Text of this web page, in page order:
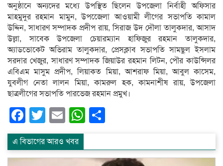
অনুষ্ঠানে অন্যদের মধ্যে উপস্থিত ছিলেন উপজেলা নির্বাহী অফিসার
মাহমুদুর রহমান মামুন, উপজেেলা আওয়ামী লীগের সভাপতি কামাল
উদ্দিন, সাধারণ সম্পাদক প্রদীপ রায়, সিরাজ উদ দৌলা তালুকদার, আসাদ
উল্লা, সাবেক উপজেলা চেয়ারম্যান হাফিজুর রহমান তালুকদার,
অ্যাডভোকেট অভিরাম তালুকদার, প্রেসক্লাব সভাপতি সামছুল ইসলাম
সরদার খেজুর, সাধারণ সম্পাদক জিয়াউর রহমান লিটন, পৌর কাউন্সিলর
এবিএম মাসুম প্রদীপ, লিয়াকত মিয়া, আশরাফ মিয়া, আবুল কাসেম,
যুবলীগ নেতা লালন মিয়া, কামরুল হক, কামনাশীষ রায়, উপজেলা
ছাত্রলীগের সভাপতি পারভেজ রহমান প্রমুখ।
Facebook
Twitter
EmailWhatsApp
এ বিভাগের আরও খবর